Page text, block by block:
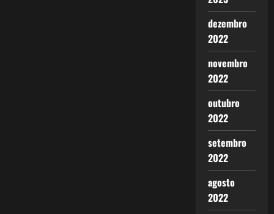
dezembro
2022
novembro
2022
outubro
2022
setembro
2022
agosto
2022